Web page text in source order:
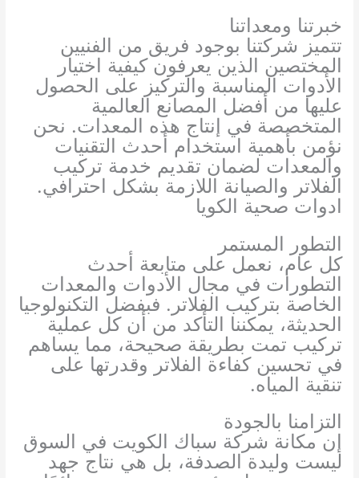
خبرتنا ومعداتنا
تتميز شركتنا بوجود فريق من الفنيين
المختصين الذين يعرفون كيفية اختيار
الأدوات المناسبة والتركيز على الحصول
عليها من أفضل المصانع العالمية
المتخصصة في إنتاج هذه المعدات. نحن
نؤمن بأهمية استخدام أحدث التقنيات
والمعدات لضمان تقديم خدمة تركيب
الفلاتر والصيانة اللازمة بشكل احترافي.
ادوات صحية الكويا
التطور المستمر
كل عام، نعمل على متابعة أحدث
التطورات في مجال الأدوات والمعدات
الخاصة بتركيب الفلاتر. فبفضل التكنولوجيا
الحديثة، يمكننا التأكد من أن كل عملية
تركيب تمت بطريقة صحيحة، مما يساهم
في تحسين كفاءة الفلاتر وقدرتها على
تنقية المياه.
التزامنا بالجودة
إن مكانة شركة سباك الكويت في السوق
ليست وليدة الصدفة، بل هي نتاج جهد